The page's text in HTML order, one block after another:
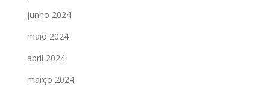
junho 2024
maio 2024
abril 2024
março 2024